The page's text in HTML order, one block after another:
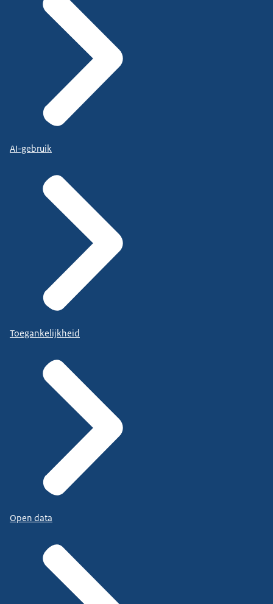
AI-gebruik
Toegankelijkheid
Open data